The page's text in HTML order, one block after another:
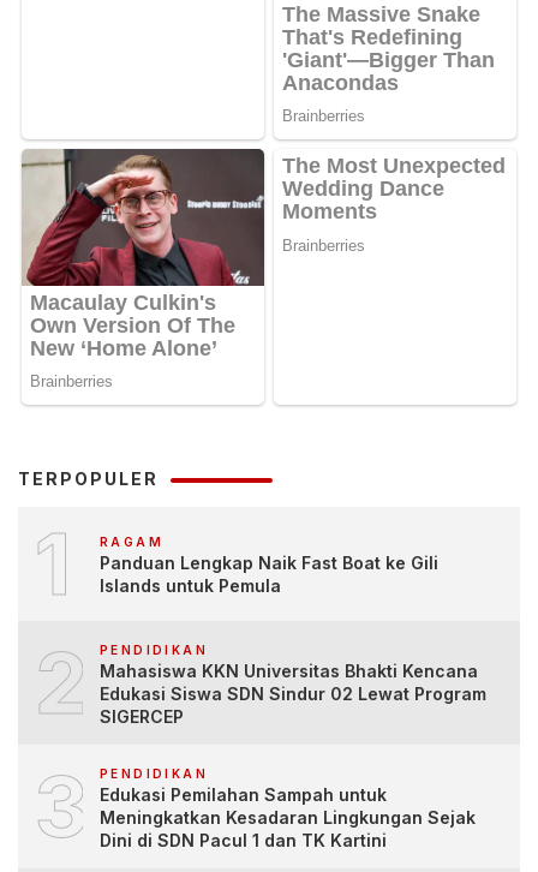
TERPOPULER
1 RAGAM
Panduan Lengkap Naik Fast Boat ke Gili
Islands untuk Pemula
2 PENDIDIKAN
Mahasiswa KKN Universitas Bhakti Kencana
Edukasi Siswa SDN Sindur 02 Lewat Program
SIGERCEP
3 PENDIDIKAN
Edukasi Pemilahan Sampah untuk
Meningkatkan Kesadaran Lingkungan Sejak
Dini di SDN Pacul 1 dan TK Kartini